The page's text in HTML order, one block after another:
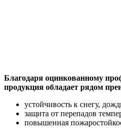
Благодаря оцинкованному
продукция обладает рядом
устойчивость к снегу,
защита от перепадов
повышенная